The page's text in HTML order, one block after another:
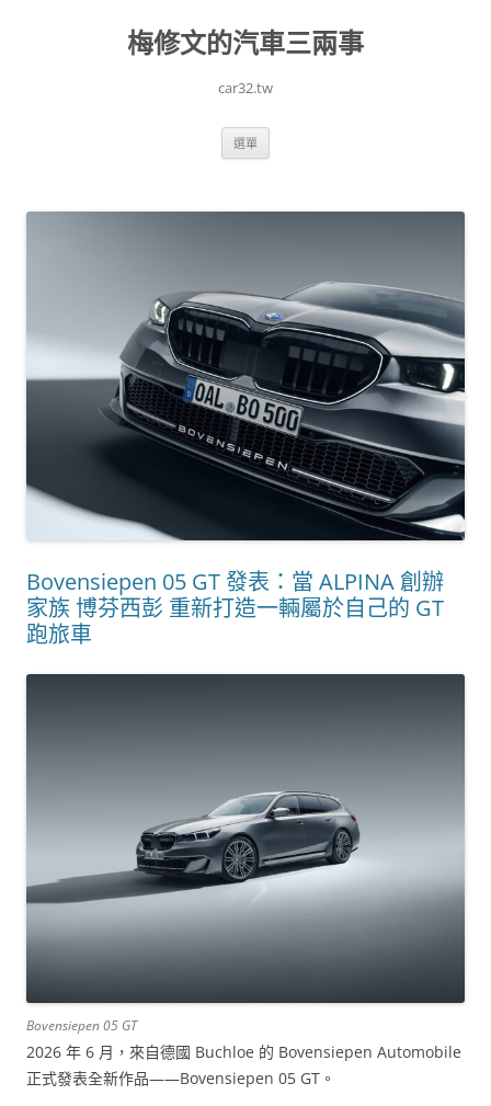
梅修文的汽車三兩事
car32.tw
選單
Bovensiepen 05 GT 發表：當 ALPINA 創辦
家族 博芬西彭 重新打造一輛屬於自己的 GT
跑旅車
Bovensiepen 05 GT
2026 年 6 月，來自德國 Buchloe 的 Bovensiepen Automobile
正式發表全新作品——Bovensiepen 05 GT。